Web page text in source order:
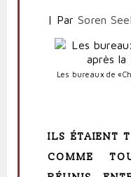
| Par Soren
Les bureaux de
ILS ÉTAIENT
COMME